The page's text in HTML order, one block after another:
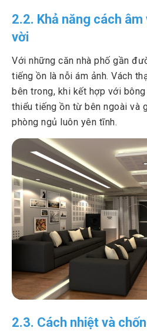
2.2. Khả năng cách
vời
Với những căn nhà phố gần
tiếng ồn là nỗi ám ảnh. Vách
bên trong, khi kết hợp với
thiểu tiếng ồn từ bên ngoài và
phòng ngủ luôn yên tĩnh.
2.3. Cách nhiệt và